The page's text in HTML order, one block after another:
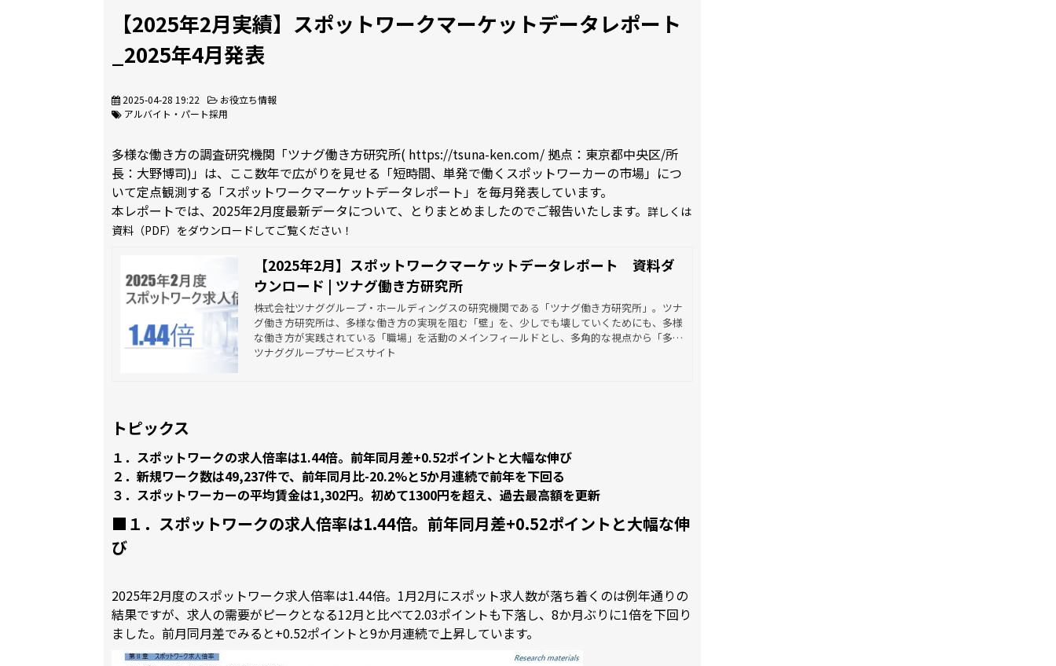
【2025年2月実績】スポットワークマーケットデータレポート
_2025年4月発表
2025-04-28 19:22
お役立ち情報
アルバイト・パート採用
多様な働き方の調査研究機関「ツナグ働き方研究所( https://tsuna-ken.com/ 拠点：東京都中央区/所
長：大野博司)」は、ここ数年で広がりを見せる「短時間、単発で働くスポットワーカーの市場」につ
いて定点観測する「スポットワークマーケットデータレポート」を毎月発表しています。
本レポートでは、2025年2月度最新データについて、とりまとめましたのでご報告いたします。 詳しくは
資料（PDF）をダウンロードしてご覧ください！
【2025年2月】スポットワークマーケットデータレポート 資料ダ
ウンロード | ツナグ働き方研究所
株式会社ツナググループ・ホールディングスの研究機関である「ツナグ働き方研究所」。ツナ
グ働き方研究所は、多様な働き方の実現を阻む「壁」を、少しでも壊していくためにも、多様
な働き方が実践されている「職場」を活動のメインフィールドとし、多角的な視点から「多様
な労働市場」を調査研究し、その潮流を読み解き、働き方への示唆を発信していくことをミッ
ツナググループサービスサイト
トピックス
１．スポットワークの求人倍率は1.44倍。前年同月差+0.52ポイントと大幅な伸び
２．新規ワーク数は49,237件で、前年同月比-20.2%と5か月連続で前年を下回る
３．スポットワーカーの平均賃金は1,302円。初めて1300円を超え、過去最高額を更新
■１． スポットワークの求人倍率は1.44倍。前年同月差+0.52ポイントと大幅な伸
び
2025年2月度のスポットワーク求人倍率は1.44倍。1月2月にスポット求人数が落ち着くのは例年通りの
結果ですが、求人の需要がピークとなる12月と比べて2.03ポイントも下落し、8か月ぶりに1倍を下回り
ました。前月同月差でみると+0.52ポイントと9か月連続で上昇しています。